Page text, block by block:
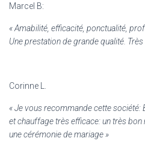
Marcel B:
« Amabilité, efficacité, ponctualité,
Une prestation de grande qualité. Très
Corinne L.
« Je vous recommande cette société:
et chauffage très efficace: un très
une cérémonie de mariage »